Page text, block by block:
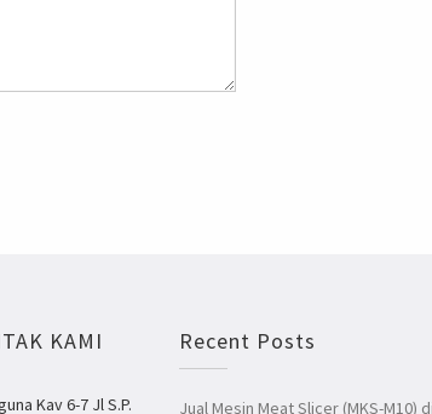
KAMI
Kav 6-7 Jl S.P.
Recent Posts
Jual Mesin Meat Slicer (MKS-M10)